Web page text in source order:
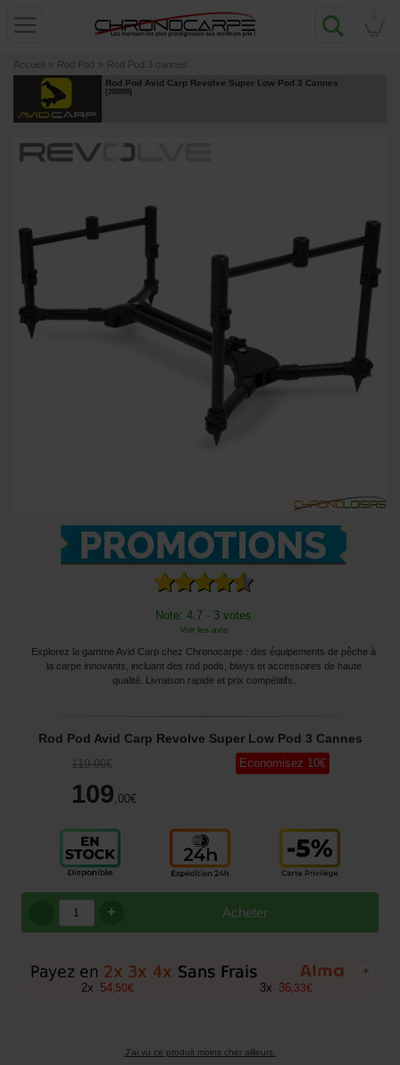
Accueil » Rod Pod » Rod Pod 3 cannes
Rod Pod Avid Carp Revolve Super Low Pod 3 Cannes
[205888]
Note: 4.7 - 3 votes
Voir les avis
Explorez la gamme Avid Carp chez Chronocarpe : des équipements de pêche à
la carpe innovants, incluant des rod pods, biwys et accessoires de haute
qualité. Livraison rapide et prix compétitifs.
Rod Pod Avid Carp Revolve Super Low Pod 3 Cannes
119,00€
109 ,00€
Economisez 10€
Acheter
+
+
2x 54 50€ 3x 36 33€
J'ai vu ce produit moins cher ailleurs.